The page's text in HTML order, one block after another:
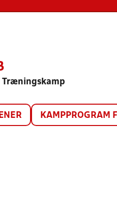
Træningskamp
KAMPPROGRAM